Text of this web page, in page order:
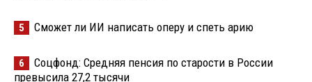
5 Сможет ли ИИ написать оперу и спеть арию
6
Соцфонд: Средняя пенсия по старости в России
превысила 27,2 тысячи